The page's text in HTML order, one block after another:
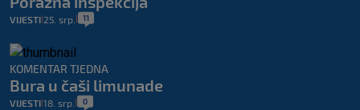
VIJESTI 25. srp. 11
KOMENTAR TJEDNA
Bura u čaši limunade
VIJESTI 18. srp. 0